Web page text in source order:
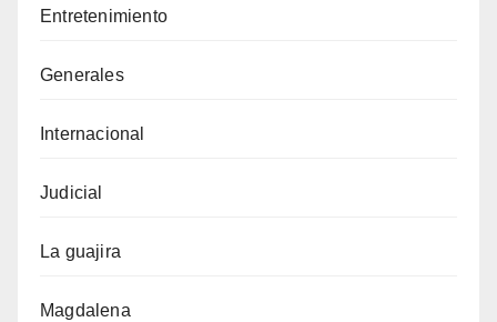
Entretenimiento
Generales
Internacional
Judicial
La guajira
Magdalena